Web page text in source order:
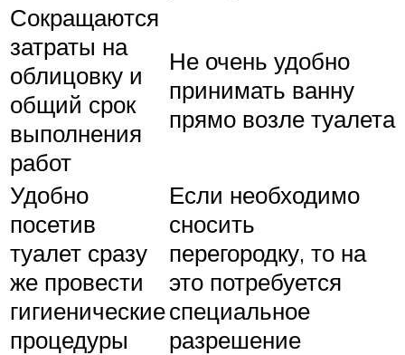
Сокращаются
затраты на
облицовку и
общий срок
выполнения
работ
Не очень удобно
принимать ванну
прямо возле туалета
Удобно
посетив
туалет сразу
же провести
гигиенические
процедуры
Если необходимо
сносить
перегородку, то на
это потребуется
специальное
разрешение